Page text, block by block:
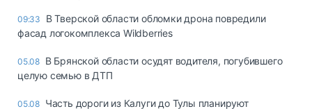
09:33
В Тверской области обломки дрона повредили
фасад логокомплекса Wildberries
05.08 В Брянской области осудят водителя, погубившего
целую семью в ДТП
05.08 Часть дороги из Калуги до Тулы планируют